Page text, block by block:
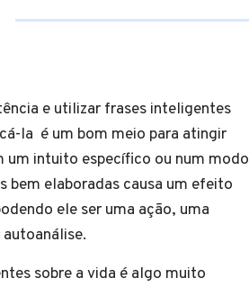
e utilizar frases inteligentes
la é um bom meio para atingir
um intuito específico ou num modo
bem elaboradas causa um efeito
ele ser uma ação, uma
sobre a vida é algo muito